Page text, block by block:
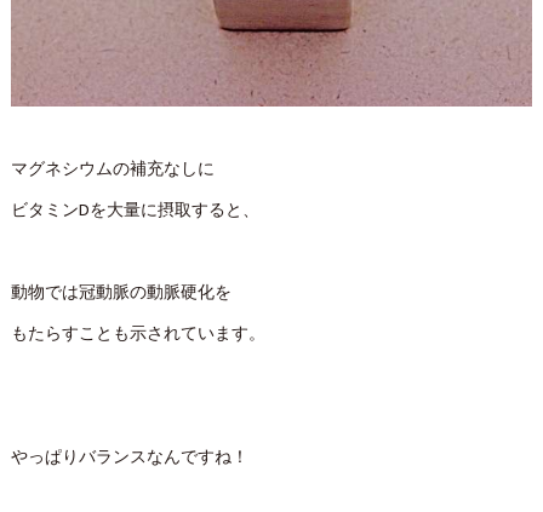
マグネシウムの補充なしに
ビタミンDを大量に摂取すると、
動物では冠動脈の動脈硬化を
もたらすことも示されています。
やっぱりバランスなんですね！